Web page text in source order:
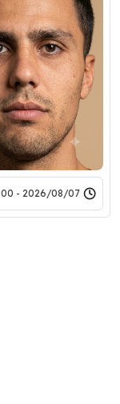
2026/08/07 - 18:00